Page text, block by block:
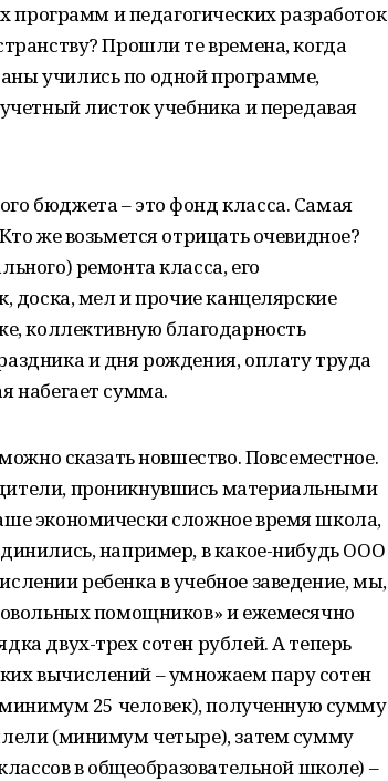
программ и педагогических разработок
Прошли те времена, когда
учились по одной программе,
листок учебника и передавая
бюджета – это фонд класса. Самая
же возьмется отрицать очевидное?
ремонта класса, его
доска, мел и прочие канцелярские
коллективную благодарность
и дня рождения, оплату труда
набегает сумма.
сказать новшество. Повсеместное.
проникнувшись материальными
экономически сложное время школа,
например, в какое-нибудь ООО
ребенка в учебное заведение, мы,
помощников» и ежемесячно
двух-трех сотен рублей. А теперь
вычислений – умножаем пару сотен
25 человек), полученную сумму
(минимум четыре), затем сумму
в общеобразовательной школе) –